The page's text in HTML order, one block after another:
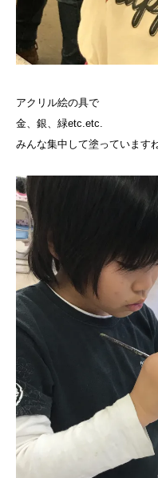
アクリル絵の具で
金、銀、緑etc.etc.
みんな集中して塗っています